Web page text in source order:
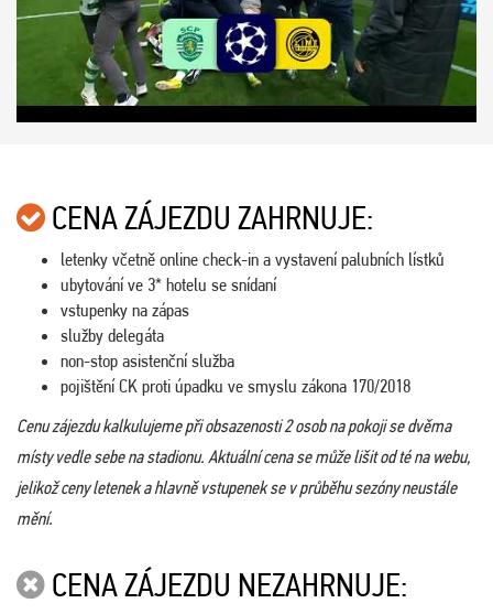
CENA ZÁJEZDU ZAHRNUJE:
letenky včetně online check-in a vystavení palubních lístků
ubytování ve 3* hotelu se snídaní
vstupenky na zápas
služby delegáta
non-stop asistenční služba
pojištění CK proti úpadku ve smyslu zákona 170/2018
Cenu zájezdu kalkulujeme při obsazenosti 2 osob na pokoji se dvěma
místy vedle sebe na stadionu. Aktuální cena se může lišit od té na webu,
jelikož ceny letenek a hlavně vstupenek se v průběhu sezóny neustále
mění.
CENA ZÁJEZDU NEZAHRNUJE: